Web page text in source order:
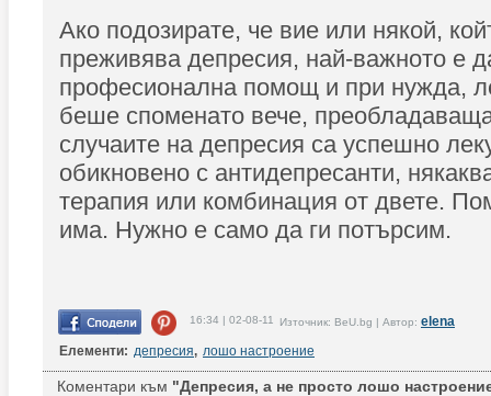
Ако подозирате, че вие или някой,
преживява депресия, най-важното е
професионална помощ и при нужда,
беше споменато вече,
случаите на депресия са успешно
обикновено с антидепресанти,
терапия или комбинация от двете.
има. Нужно е само да ги потърсим.
16:34 | 02-08-11 Източник: BeU.bg | Автор: elena
Елементи: депресия, лошо настроение
Коментари към "Депресия, а не просто лошо